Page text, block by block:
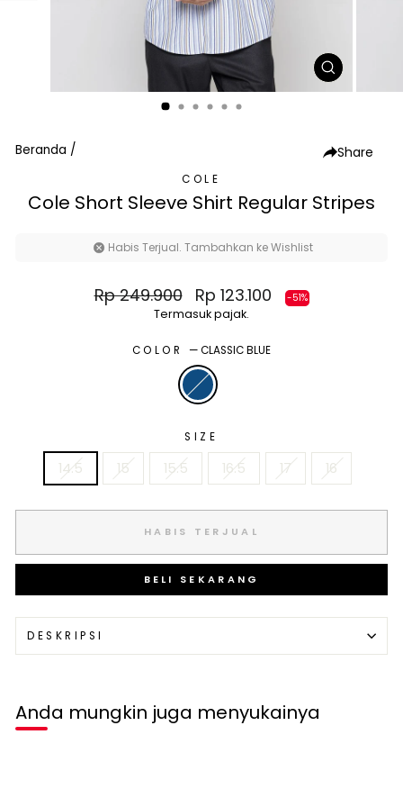
TUTUP
(ESC)
Beranda / Share
COLE
Cole Short Sleeve Shirt Regular Stripes
Habis Terjual. Tambahkan ke Wishlist
Harga
normal
Rp 249.900
Harga
diskon
Rp 123.100 -51%
Termasuk pajak.
COLOR—CLASSIC BLUE
SIZE
14.5 15 15.5 16.5 17 16
HABIS TERJUAL
BELI SEKARANG
DESKRIPSI
Anda mungkin juga menyukainya